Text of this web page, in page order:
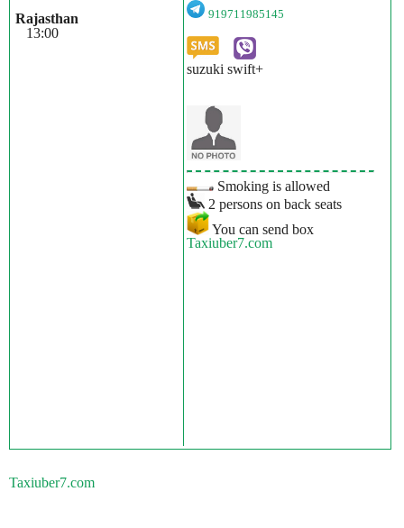
Rajasthan
13:00
919711985145
suzuki swift+
Smoking is allowed
2 persons on back seats
You can send box
Taxiuber7.com
Taxiuber7.com